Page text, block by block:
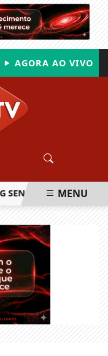
AGORA AO VIVO
LANÇA O PRIMEIRO
MENU